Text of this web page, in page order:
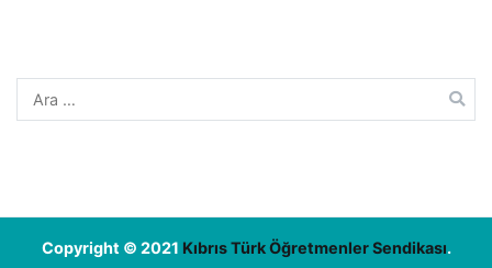
Arama:
Copyright © 2021 Kıbrıs Türk Öğretmenler Sendikası.